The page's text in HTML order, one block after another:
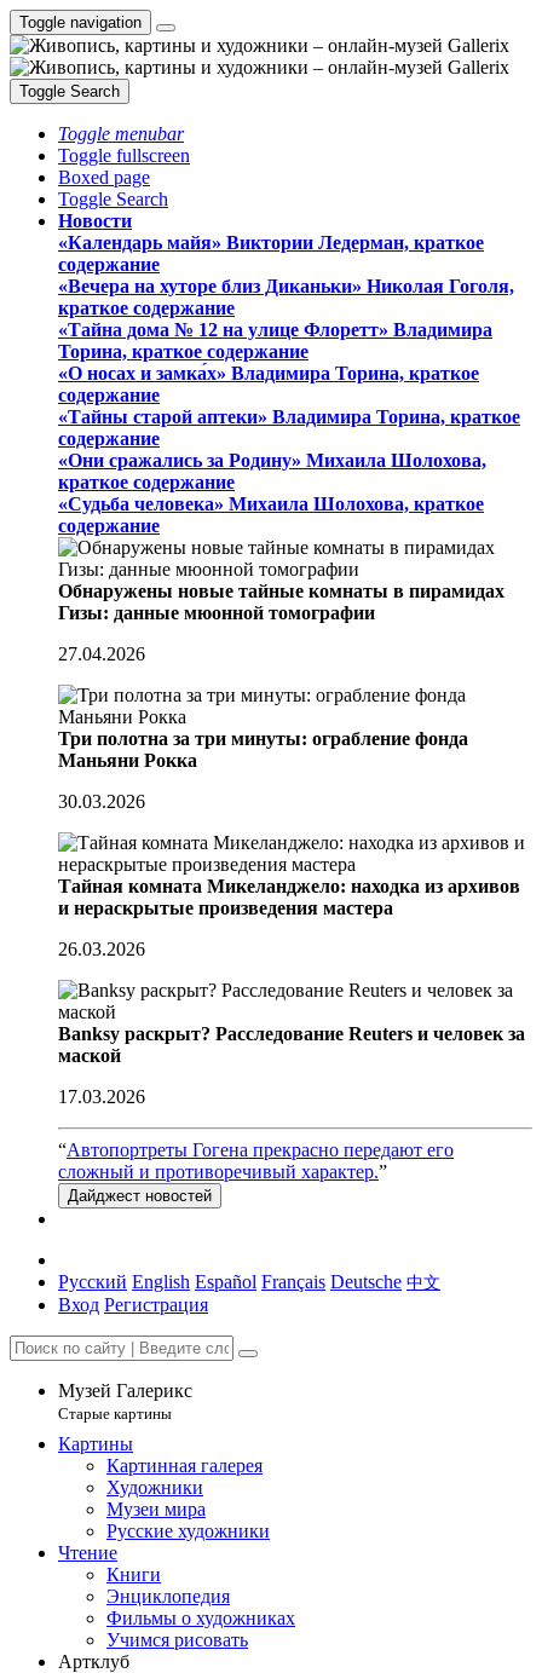
Toggle navigation
Toggle Search
Toggle menubar
Toggle fullscreen
Boxed page
Toggle Search
Новости
«Календарь майя» Виктории Ледерман, краткое
содержание
«Вечера на хуторе близ Диканьки» Николая Гоголя,
краткое содержание
«Тайна дома № 12 на улице Флоретт» Владимира
Торина, краткое содержание
«О носах и замка́х» Владимира Торина, краткое
содержание
«Тайны старой аптеки» Владимира Торина, краткое
содержание
«Они сражались за Родину» Михаила Шолохова,
краткое содержание
«Судьба человека» Михаила Шолохова, краткое
содержание
Обнаружены новые тайные комнаты в пирамидах
Гизы: данные мюонной томографии
27.04.2026
Три полотна за три минуты: ограбление фонда
Маньяни Рокка
30.03.2026
Тайная комната Микеланджело: находка из архивов
и нераскрытые произведения мастера
26.03.2026
Banksy раскрыт? Расследование Reuters и человек за
маской
17.03.2026
“Автопортреты Гогена прекрасно передают его
сложный и противоречивый характер.”
Дайджест новостей
Русский English Español Français Deutsche 中文
Вход Регистрация
Музей Галерикс
Старые картины
Картины
Картинная галерея
Художники
Музеи мира
Русские художники
Чтение
Книги
Энциклопедия
Фильмы о художниках
Учимся рисовать
Артклуб